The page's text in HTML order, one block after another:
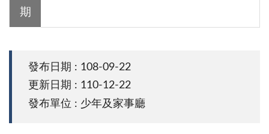
期
發布日期 : 108-09-22
更新日期 : 110-12-22
發布單位 : 少年及家事廳